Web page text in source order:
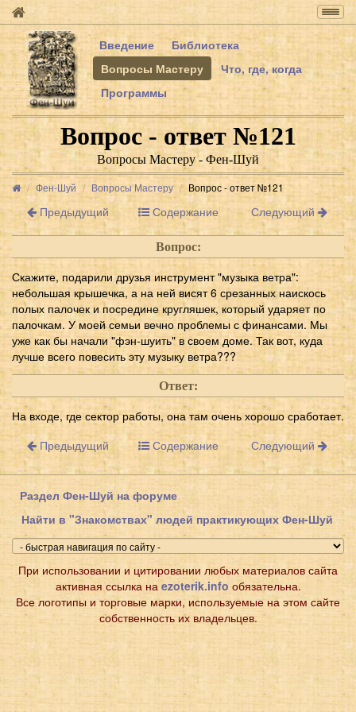
Введение
Библиотека
Вопросы Мастеру
Что, где, когда
Программы
Вопрос - ответ №121
Вопросы Мастеру - Фен-Шуй
Фен-Шуй Вопросы Мастеру Вопрос - ответ №121
Предыдущий Содержание Следующий
Вопрос:
Скажите, подарили друзья инструмент "музыка ветра":
небольшая крышечка, а на ней висят 6 срезанных наискось
полых палочек и посредине кругляшек, который ударяет по
палочкам. У моей семьи вечно проблемы с финансами. Мы
уже как бы начали "фэн-шуить" в своем доме. Так вот, куда
лучше всего повесить эту музыку ветра???
Ответ:
На входе, где сектор работы, она там очень хорошо сработает.
Предыдущий
Содержание Следующий
Раздел Фен-Шуй на форуме
Найти в "Знакомствах" людей практикующих Фен-Шуй
При использовании и цитировании любых материалов сайта
активная ссылка на ezoterik.info обязательна.
Все логотипы и торговые марки, используемые на этом сайте
собственность их владельцев.